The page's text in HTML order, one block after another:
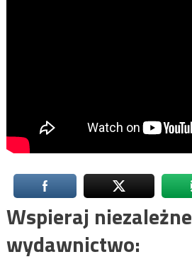
Wspieraj niezależne
wydawnictwo: